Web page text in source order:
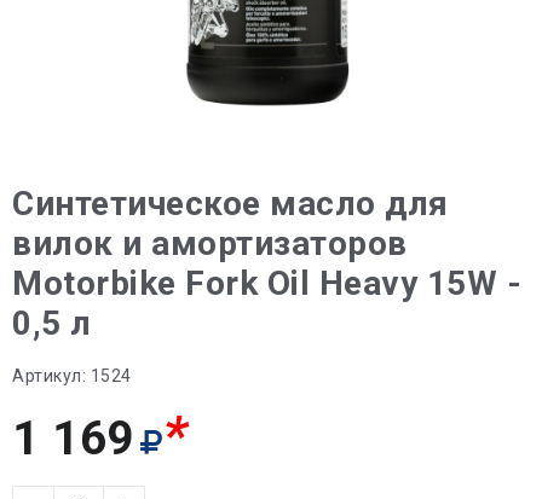
Синтетическое масло для
вилок и амортизаторов
Motorbike Fork Oil Heavy 15W -
0,5 л
Артикул: 1524
1 169 *